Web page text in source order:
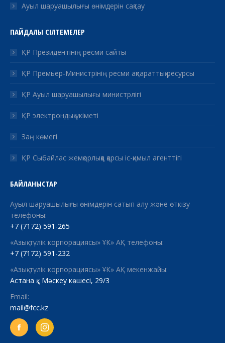
Ауыл шаруашылығы өнімдерін сақтау
ПАЙДАЛЫ СІЛТЕМЕЛЕР
ҚР Президентінің ресми сайты
ҚР Премьер-Министрінің ресми ақпараттық ресурсы
ҚР Ауыл шаруашылығы министрлігі
ҚР электрондық үкіметі
Заң көмегі
ҚР Сыбайлас жемқорлыққа қарсы іс-қимыл агенттігі
БАЙЛАНЫСТАР
Ауыл шаруашылығы өнімдерін сатып алу және өткізу
телефоны:
+7 (7172) 591-265
«Азық-түлік корпорациясы» ҰК» АҚ телефоны:
+7 (7172) 591-232
«Азық-түлік корпорациясы» ҰК» АҚ мекенжайы:
Астана қ., Мәскеу көшесі, 29/3
Email:
mail@fcc.kz
Facebook